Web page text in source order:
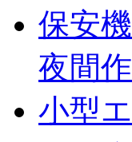
保安機
夜間
小型